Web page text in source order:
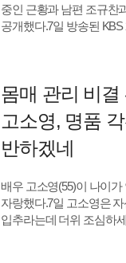
중인 근황과 남편 조규찬
공개했다.7일 방송된
활동하고 있다고 밝혀 눈
주립대학교로 옮기게 됐
영문학으로, 영문과 교수
"미국 사람들에게 영어를
설명했다.해이는 2021년
조규찬과 장거리 부부 생
"그때부터 남편과 떨어져
몸매 관리 비
고소영, 명품
반하겠네
배우 고소영(55)이 나이
자랑했다.7일 고소영은
입추라는데 더위 조심하